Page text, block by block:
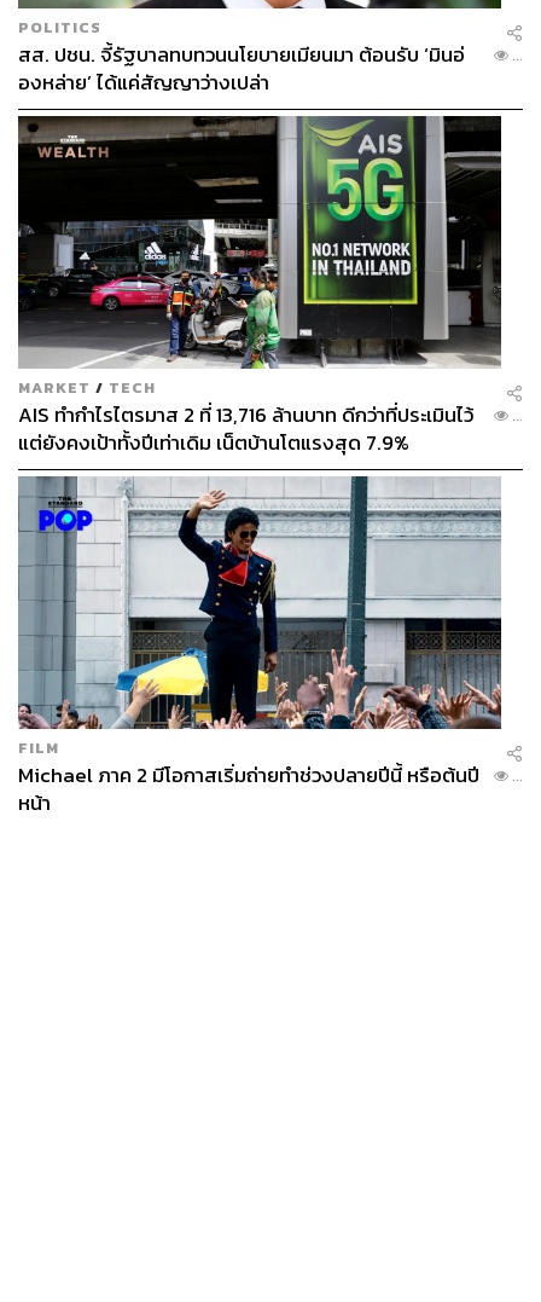
POLITICS
สส. ปชน. จี้รัฐบาลทบทวนนโยบายเมียนมา ต้อนรับ ‘มินอ่
องหล่าย’ ได้แค่สัญญาว่างเปล่า
...
MARKET / TECH
AIS ทำกำไรไตรมาส 2 ที่ 13,716 ล้านบาท ดีกว่าที่ประเมินไว้
แต่ยังคงเป้าทั้งปีเท่าเดิม เน็ตบ้านโตแรงสุด 7.9%
...
FILM
Michael ภาค 2 มีโอกาสเริ่มถ่ายทำช่วงปลายปีนี้ หรือต้นปี
หน้า
...